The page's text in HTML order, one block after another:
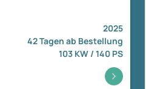
2025
42 Tagen ab Bestellung
103 KW / 140 PS